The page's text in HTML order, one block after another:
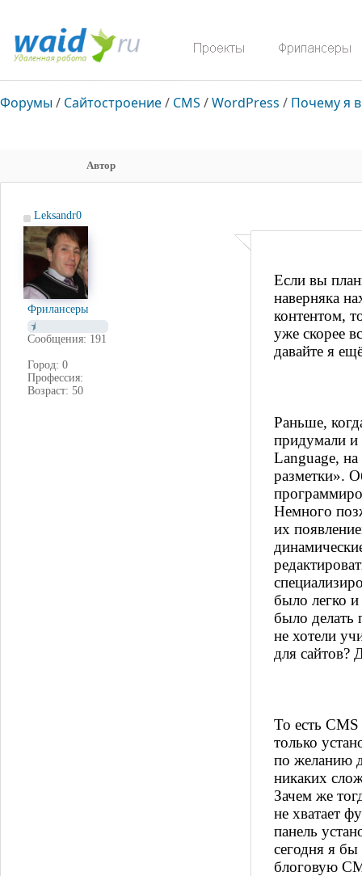
Форумы/ Сайтостроение/ CMS /WordPress / Почему я
Автор
Leksandr0
Фрилансеры
Сообщения: 191
Город: 0
Профессия:
Возраст: 50
Если вы
наверняка
контентом,
уже скорее
давайте я
Раньше,
придумали и
Language, на
разметки».
Немного
их
было легко
было делать
не хотели
для сайтов?
То есть
только
по желанию
никаких
Зачем же
не хватает
панель
сегодня я
блоговую